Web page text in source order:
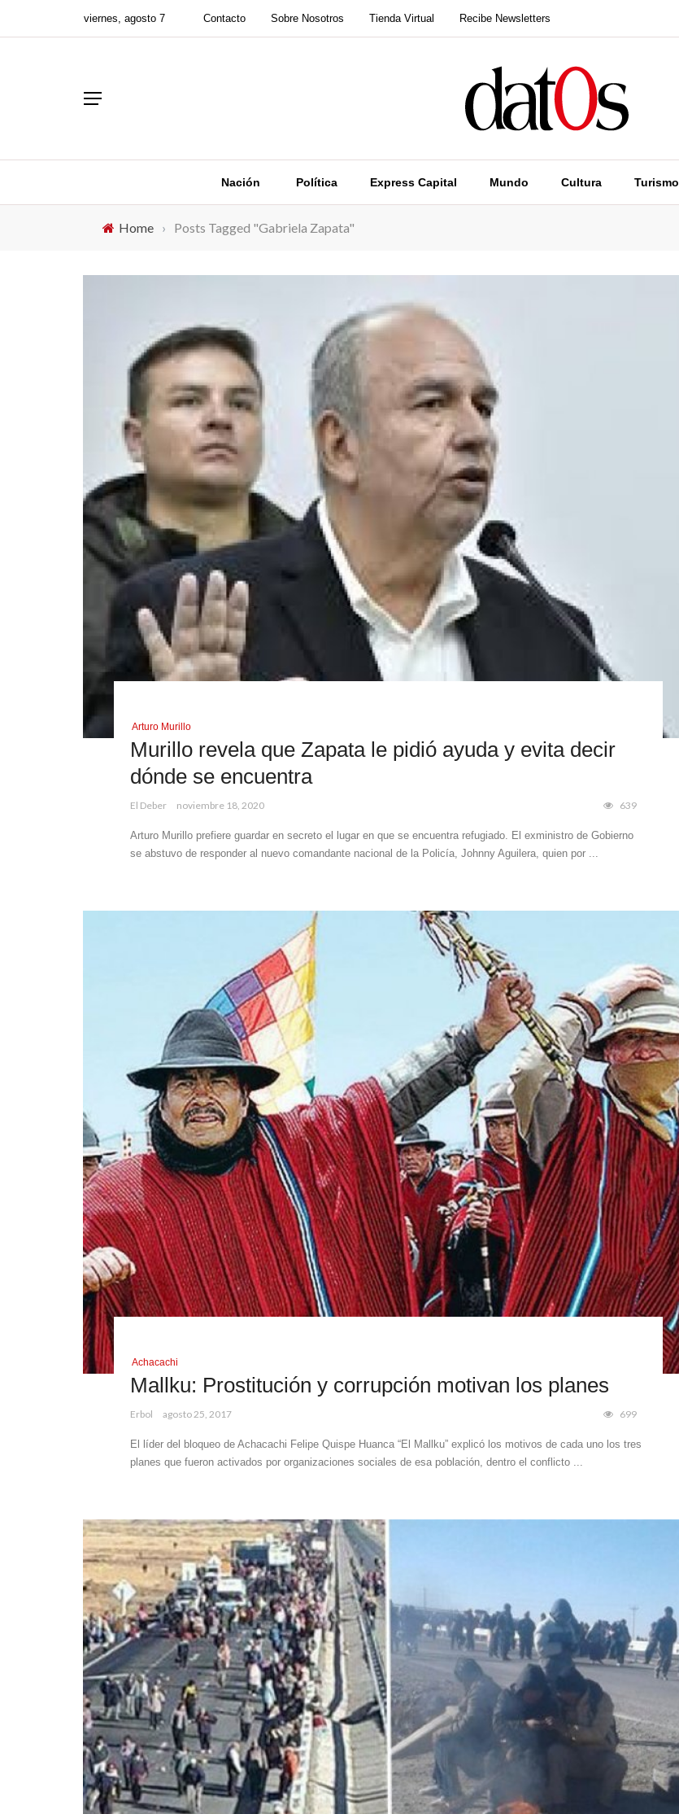
viernes, agosto 7 Contacto Sobre Nosotros Tienda Virtual Recibe Newsletters
Nación Política Express Capital Mundo Cultura Turismo
Home › Posts Tagged "Gabriela Zapata"
Arturo Murillo
Murillo revela que Zapata le pidió ayuda y evita decir
dónde se encuentra
El Deber noviembre 18, 2020 639
Arturo Murillo prefiere guardar en secreto el lugar en que se encuentra refugiado. El exministro de Gobierno
se abstuvo de responder al nuevo comandante nacional de la Policía, Johnny Aguilera, quien por ...
Achacachi
Mallku: Prostitución y corrupción motivan los planes
Erbol agosto 25, 2017 699
El líder del bloqueo de Achacachi Felipe Quispe Huanca “El Mallku” explicó los motivos de cada uno los tres
planes que fueron activados por organizaciones sociales de esa población, dentro el conflicto ...